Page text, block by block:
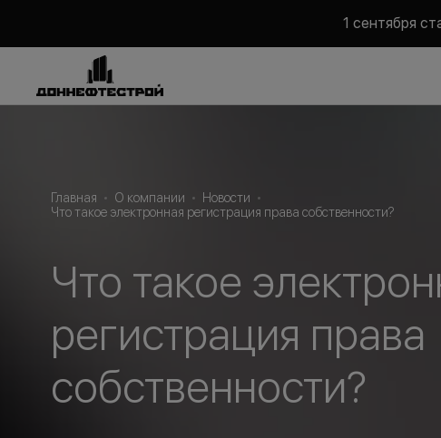
1 сентября
Главная О компании
Новости
Что такое электронная регистрация права собственности?
Что такое
регистрация права
собственности?